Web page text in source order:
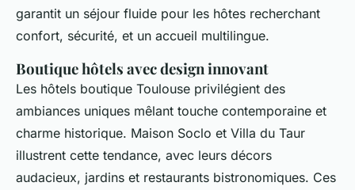
garantit un séjour fluide pour les hôtes recherchant
confort, sécurité, et un accueil multilingue.
Boutique hôtels avec design innovant
Les hôtels boutique Toulouse privilégient des
ambiances uniques mêlant touche contemporaine et
charme historique. Maison Soclo et Villa du Taur
illustrent cette tendance, avec leurs décors
audacieux, jardins et restaurants bistronomiques. Ces